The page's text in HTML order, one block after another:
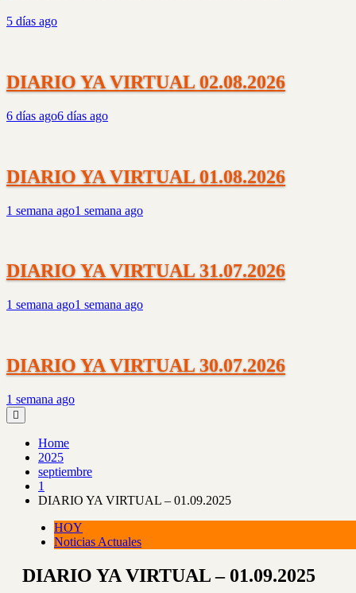
5 días ago
DIARIO YA VIRTUAL 02.08.2026
6 días ago6 días ago
DIARIO YA VIRTUAL 01.08.2026
1 semana ago1 semana ago
DIARIO YA VIRTUAL 31.07.2026
1 semana ago1 semana ago
DIARIO YA VIRTUAL 30.07.2026
1 semana ago
Home
2025
septiembre
1
DIARIO YA VIRTUAL – 01.09.2025
HOY
Noticias Actuales
DIARIO YA VIRTUAL – 01.09.2025